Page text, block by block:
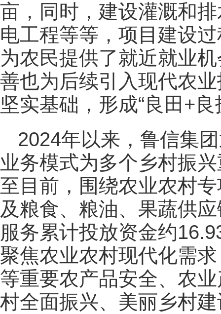
亩，同时，建设灌溉和
电工程等等，项目建设
为农民提供了就近就业
善也为后续引入现代农
坚实基础，形成“良田+
2024年以来，鲁信集
业务模式为多个乡村振
至目前，围绕农业农村
及粮食、粮油、果蔬供
服务累计投放资金约
聚焦农业农村现代化需
等重要农产品安全、农
村全面振兴、美丽乡村